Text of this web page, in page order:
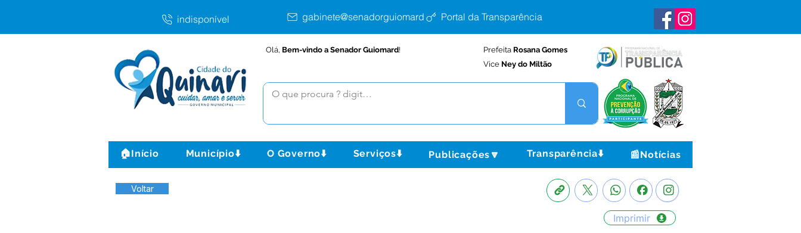
indisponível gabinete@senadorguiomard.ac.gov.brPortal da Transparência
Olá, Bem-vindo a Senador Guiomard! Prefeita Rosana Gomes
Vice Ney do Miltão
🏠Início Município⬇️ O Governo⬇️ Serviços⬇️ Publicações🔽 Transparência⬇️ 📰Notícias
Voltar
Imprimir